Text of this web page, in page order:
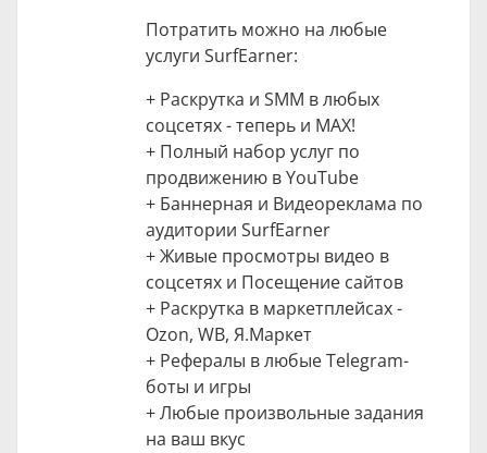
Потратить можно на любые
услуги SurfEarner:
+ Раскрутка и SMM в любых
соцсетях - теперь и MAX!
+ Полный набор услуг по
продвижению в YouTube
+ Баннерная и Видеореклама по
аудитории SurfEarner
+ Живые просмотры видео в
соцсетях и Посещение сайтов
+ Раскрутка в маркетплейсах -
Ozon, WB, Я.Маркет
+ Рефералы в любые Telegram-
боты и игры
+ Любые произвольные задания
на ваш вкус